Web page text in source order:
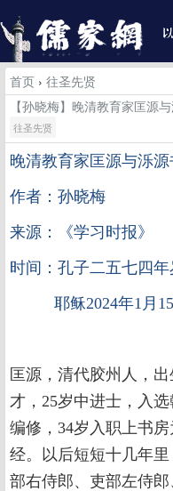
首页 › 往圣先贤
【孙晓梅】晚清教育家匡源
往圣先贤
晚清教育家匡源与泺
作者：孙晓梅
来源：《学习时报》
时间：孔子二五七四
耶稣2024年1月15
匡源，清代胶州人，
才，25岁中进士，入
编修，34岁入职上书
经。以后短短十几年
部右侍郎、吏部左侍